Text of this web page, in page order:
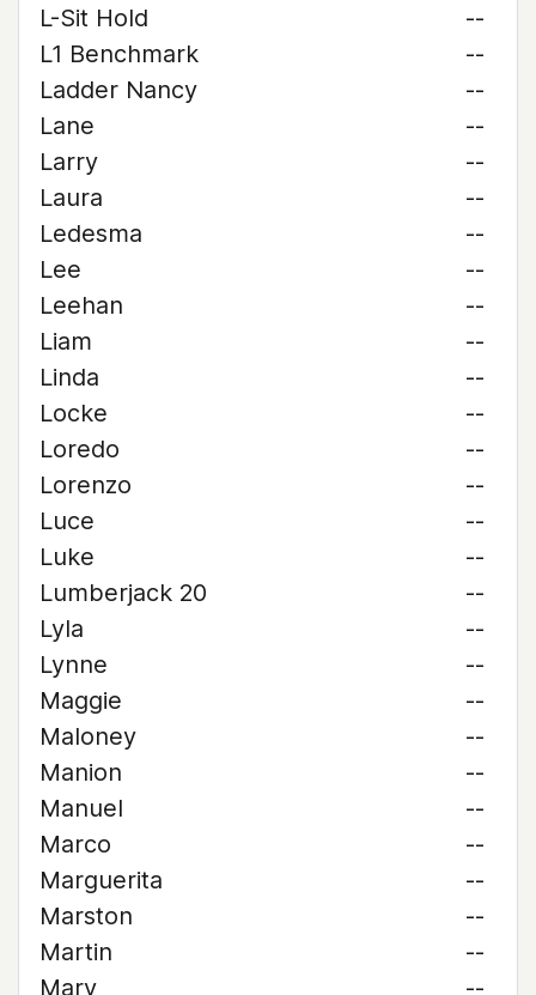
L-Sit Hold
--
L1 Benchmark
--
Ladder Nancy
--
Lane
--
Larry
--
Laura
--
Ledesma
--
Lee
--
Leehan
--
Liam
--
Linda
--
Locke
--
Loredo
--
Lorenzo
--
Luce
--
Luke
--
Lumberjack 20
--
Lyla
--
Lynne
--
Maggie
--
Maloney
--
Manion
--
Manuel
--
Marco
--
Marguerita
--
Marston
--
Martin
--
Mary
--